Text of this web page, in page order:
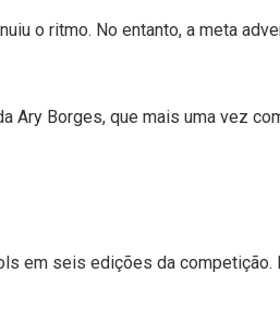
o ritmo. No entanto, a meta
Ary Borges, que mais uma vez
em seis edições da competição.